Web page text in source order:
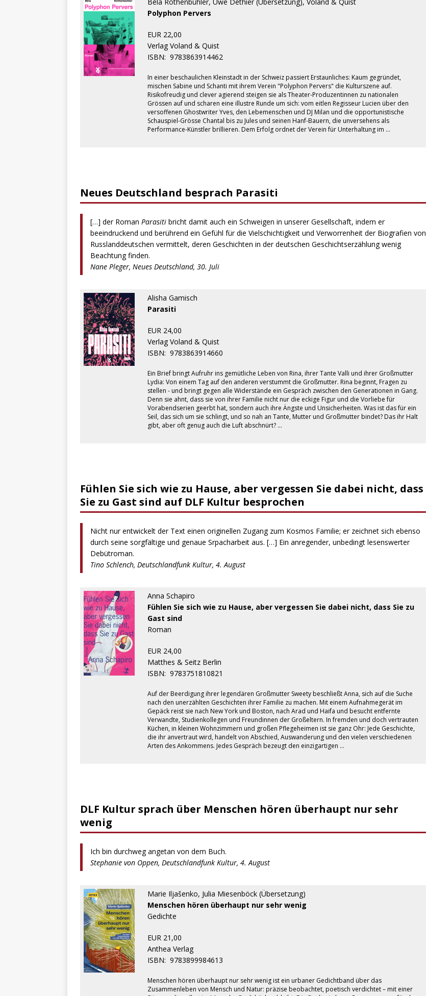
Polyphon Pervers
EUR 22,00
Verlag Voland & Quist
ISBN: 9783863914462
In einer beschaulichen Kleinstadt in der Schweiz passiert Erstaunliches: Kaum gegründet,
mischen Sabine und Schanti mit ihrem Verein "Polyphon Pervers" die Kulturszene auf.
Risikofreudig und clever agierend steigen sie als Theater-Produzentinnen zu nationalen
Grössen auf und scharen eine illustre Runde um sich: vom eitlen Regisseur Lucien über den
versoffenen Ghostwriter Yves, den Lebemenschen und DJ Milan und die opportunistische
Schauspiel-Grösse Chantal bis zu Jules und seinen Hanf-Bauern, die unversehens als
Performance-Künstler brillieren. Dem Erfolg ordnet der Verein für Unterhaltung im …
Neues Deutschland besprach Parasiti
[…] der Roman Parasiti bricht damit auch ein Schweigen in unserer Gesellschaft, indem er
beeindruckend und berührend ein Gefühl für die Vielschichtigkeit und Verworrenheit der Biografien von
Russlanddeutschen vermittelt, deren Geschichten in der deutschen Geschichtserzählung wenig
Beachtung finden.
Nane Pleger, Neues Deutschland, 30. Juli
Alisha Gamisch
Parasiti
EUR 24,00
Verlag Voland & Quist
ISBN: 9783863914660
Ein Brief bringt Aufruhr ins gemütliche Leben von Rina, ihrer Tante Valli und ihrer Großmutter
Lydia: Von einem Tag auf den anderen verstummt die Großmutter. Rina beginnt, Fragen zu
stellen - und bringt gegen alle Widerstände ein Gespräch zwischen den Generationen in Gang.
Denn sie ahnt, dass sie von ihrer Familie nicht nur die eckige Figur und die Vorliebe für
Vorabendserien geerbt hat, sondern auch ihre Ängste und Unsicherheiten. Was ist das für ein
Seil, das sich um sie schlingt, und so nah an Tante, Mutter und Großmutter bindet? Das ihr Halt
gibt, aber oft genug auch die Luft abschnürt? …
Fühlen Sie sich wie zu Hause, aber vergessen Sie dabei nicht, dass
Sie zu Gast sind auf DLF Kultur besprochen
Nicht nur entwickelt der Text einen originellen Zugang zum Kosmos Familie; er zeichnet sich ebenso
durch seine sorgfältige und genaue Srpacharbeit aus. […] Ein anregender, unbedingt lesenswerter
Debütroman.
Tino Schlench, Deutschlandfunk Kultur, 4. August
Anna Schapiro
Fühlen Sie sich wie zu Hause, aber vergessen Sie dabei nicht, dass Sie zu
Gast sind
Roman
EUR 24,00
Matthes & Seitz Berlin
ISBN: 9783751810821
Auf der Beerdigung ihrer legendären Großmutter Sweety beschließt Anna, sich auf die Suche
nach den unerzählten Geschichten ihrer Familie zu machen. Mit einem Aufnahmegerät im
Gepäck reist sie nach New York und Boston, nach Arad und Haifa und besucht entfernte
Verwandte, Studienkollegen und Freundinnen der Großeltern. In fremden und doch vertrauten
Küchen, in kleinen Wohnzimmern und großen Pflegeheimen ist sie ganz Ohr: Jede Geschichte,
die ihr anvertraut wird, handelt von Abschied, Auswanderung und den vielen verschiedenen
Arten des Ankommens. Jedes Gespräch bezeugt den einzigartigen …
DLF Kultur sprach über Menschen hören überhaupt nur sehr
wenig
Ich bin durchweg angetan von dem Buch.
Stephanie von Oppen, Deutschlandfunk Kultur, 4. August
Marie Iljašenko, Julia Miesenböck (Übersetzung)
Menschen hören überhaupt nur sehr wenig
Gedichte
EUR 21,00
Anthea Verlag
ISBN: 9783899984613
Menschen hören überhaupt nur sehr wenig ist ein urbaner Gedichtband über das
Zusammenleben von Mensch und Natur: präzise beobachtet, poetisch verdichtet – mit einer